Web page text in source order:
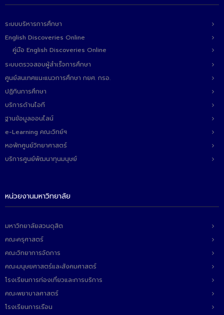
ระบบบริหารการศึกษา
English Discoveries Online
คู่มือ English Discoveries Online
ระบบตรวจสอบผู้สำเร็จการศึกษา
ศูนย์สนเทศแนะแนวการศึกษา กยศ. กรอ.
ปฏิทินการศึกษา
บริการด้านไอที
ฐานข้อมูลออนไลน์
e-Learning คณะวิทย์ฯ
หอพักศูนย์วิทยาศาสตร์
บริการศูนย์พัฒนาทุนมนุษย์
หน่วยงานมหาวิทยาลัย
มหาวิทยาลัยสวนดุสิต
คณะครุศาสตร์
คณะวิทยาการจัดการ
คณะมนุษยศาสตร์และสังคมศาสตร์
โรงเรียนการท่องเที่ยวและการบริการ
คณะพยาบาลศาสตร์
โรงเรียนการเรือน